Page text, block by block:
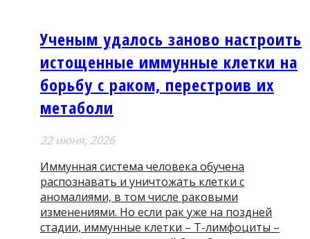
Ученым удалось заново настроить
истощенные иммунные клетки на
борьбу с раком, перестроив их
метаболи
22 июня, 2026
Иммунная система человека обучена
распознавать и уничтожать клетки с
аномалиями, в том числе раковыми
изменениями. Но если рак уже на поздней
стадии, иммунные клетки – Т-лимфоциты –